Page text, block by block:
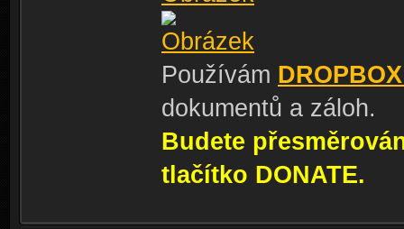
Používám
dokumentů a záloh.
Budete
tlačítko DONATE.